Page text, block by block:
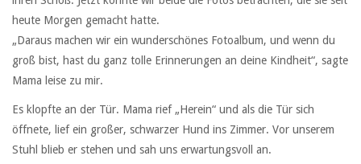
heute Morgen gemacht hatte.
„Daraus machen wir ein wunderschönes Fotoalbum, und wenn du
groß bist, hast du ganz tolle Erinnerungen an deine Kindheit“, sagte
Mama leise zu mir.
Es klopfte an der Tür. Mama rief „Herein“ und als die Tür sich
öffnete, lief ein großer, schwarzer Hund ins Zimmer. Vor unserem
Stuhl blieb er stehen und sah uns erwartungsvoll an.